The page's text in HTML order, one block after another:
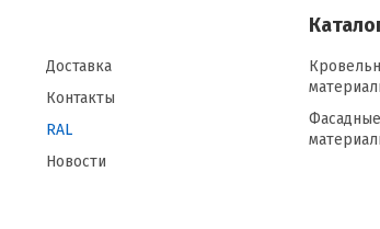
Доставка
Контакты
RAL
Новости
Фасадные